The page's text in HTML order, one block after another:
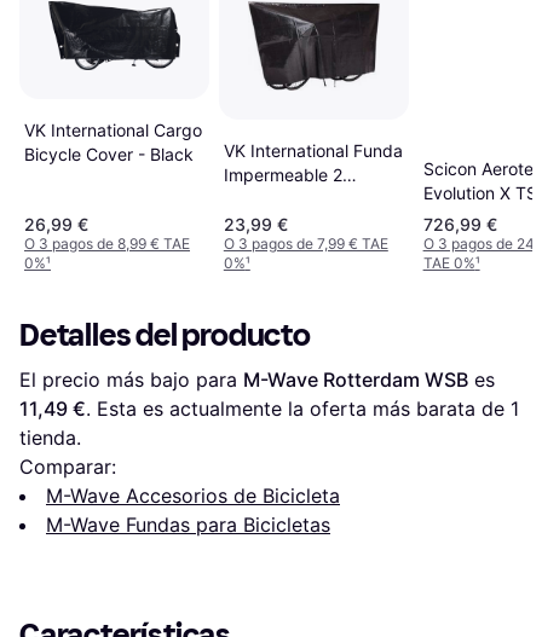
VK International Cargo
Bicycle Cover - Black
26,99 €
O 3 pagos de 8,99 € TAE
0%¹
VK International Funda
Impermeable 2
23,99 €
O 3 pagos de 7,99 € TAE
0%¹
Scicon
Evolution X
Black
726,99 €
O 3 pagos de
TAE 0%¹
Detalles del producto
El precio más bajo para M-Wave Rotterdam WSB
11,49 €. Esta es actualmente la oferta más barata de 1
tienda.
Comparar:
M-Wave Accesorios de Bicicleta
M-Wave Fundas para Bicicletas